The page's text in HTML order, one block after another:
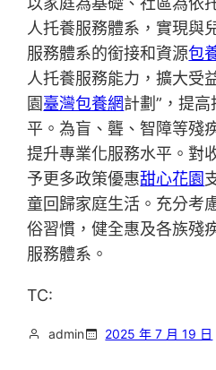
人托養服務體系，實現與
服務體系的銜接和資源包
人托養服務能力，擴大受
園臺灣包養網計劃”，提
平。為盲、聾、智障等殘
提升專業化服務水平。對
予更多政策優惠甜心花園
童回歸家庭生活。充分考
俗習慣，健全惠及各族殘
服務體系。
TC:
admin 2025 年 7 月 19 日